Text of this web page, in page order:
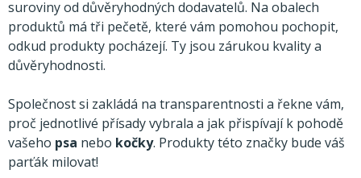
suroviny od důvěryhodných dodavatelů. Na obalech
produktů má tři pečetě, které vám pomohou pochopit,
odkud produkty pocházejí. Ty jsou zárukou kvality a
důvěryhodnosti.
Společnost si zakládá na transparentnosti a řekne vám,
proč jednotlivé přísady vybrala a jak přispívají k pohodě
vašeho psa nebo kočky. Produkty této značky bude váš
parťák milovat!
i
s
p
o
d
u